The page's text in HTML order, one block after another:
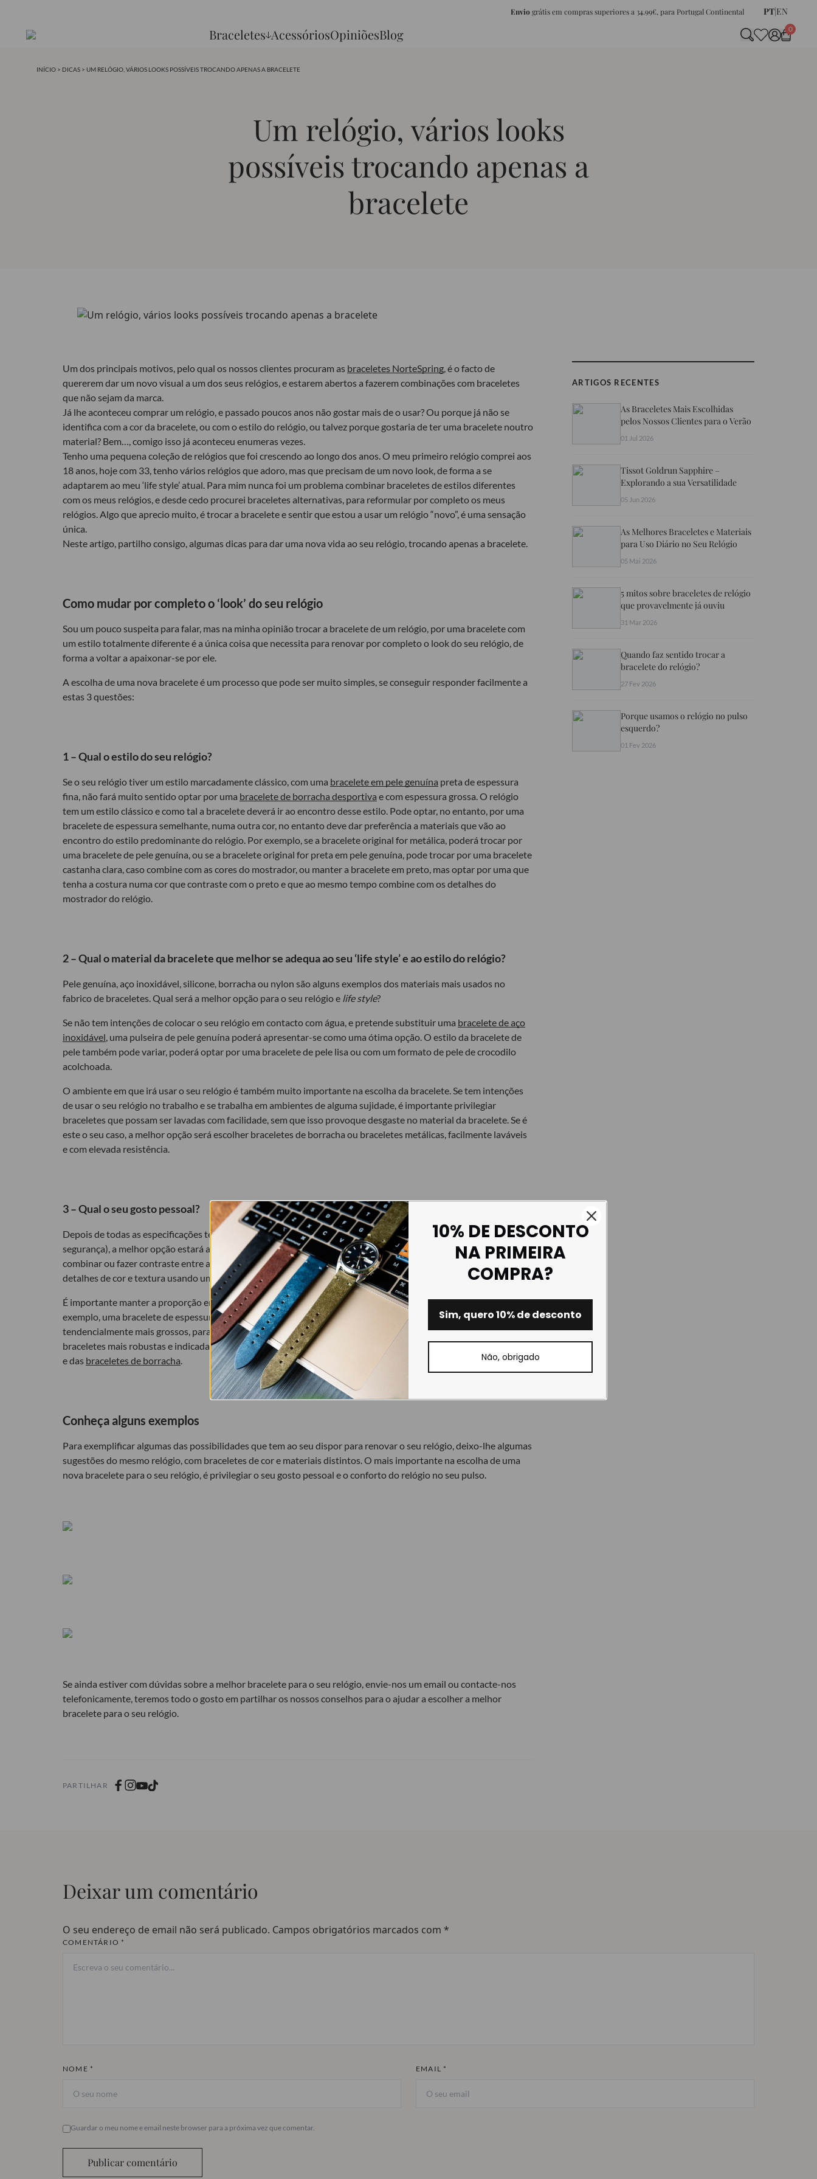
Enviográtis em compras superiores a 34.99€, para Portugal Continental PT|EN
Braceletes AcessóriosOpiniõesBlog 0
INÍCIO > DICAS > UM RELÓGIO, VÁRIOS LOOKS POSSÍVEIS TROCANDO APENAS A BRACELETE
Um relógio, vários looks
possíveis trocando apenas a
bracelete
Um dos principais motivos, pelo qual os nossos clientes procuram as braceletes NorteSpring, é o facto de
quererem dar um novo visual a um dos seus relógios, e estarem abertos a fazerem combinações com braceletes
que não sejam da marca.
Já lhe aconteceu comprar um relógio, e passado poucos anos não gostar mais de o usar? Ou porque já não se
identifica com a cor da bracelete, ou com o estilo do relógio, ou talvez porque gostaria de ter uma bracelete noutro
material? Bem…, comigo isso já aconteceu enumeras vezes.
Tenho uma pequena coleção de relógios que foi crescendo ao longo dos anos. O meu primeiro relógio comprei aos
18 anos, hoje com 33, tenho vários relógios que adoro, mas que precisam de um novo look, de forma a se
adaptarem ao meu ‘life style’ atual. Para mim nunca foi um problema combinar braceletes de estilos diferentes
com os meus relógios, e desde cedo procurei braceletes alternativas, para reformular por completo os meus
relógios. Algo que aprecio muito, é trocar a bracelete e sentir que estou a usar um relógio “novo”, é uma sensação
única.
Neste artigo, partilho consigo, algumas dicas para dar uma nova vida ao seu relógio, trocando apenas a bracelete.
Como mudar por completo o ‘look’ do seu relógio
Sou um pouco suspeita para falar, mas na minha opinião trocar a bracelete de um relógio, por uma bracelete com
um estilo totalmente diferente é a única coisa que necessita para renovar por completo o look do seu relógio, de
forma a voltar a apaixonar-se por ele.
A escolha de uma nova bracelete é um processo que pode ser muito simples, se conseguir responder facilmente a
estas 3 questões:
1 – Qual o estilo do seu relógio?
Se o seu relógio tiver um estilo marcadamente clássico, com uma bracelete em pele genuína preta de espessura
fina, não fará muito sentido optar por uma bracelete de borracha desportiva e com espessura grossa. O relógio
tem um estilo clássico e como tal a bracelete deverá ir ao encontro desse estilo. Pode optar, no entanto, por uma
bracelete de espessura semelhante, numa outra cor, no entanto deve dar preferência a materiais que vão ao
encontro do estilo predominante do relógio. Por exemplo, se a bracelete original for metálica, poderá trocar por
uma bracelete de pele genuína, ou se a bracelete original for preta em pele genuína, pode trocar por uma bracelete
castanha clara, caso combine com as cores do mostrador, ou manter a bracelete em preto, mas optar por uma que
tenha a costura numa cor que contraste com o preto e que ao mesmo tempo combine com os detalhes do
mostrador do relógio.
2 – Qual o material da bracelete que melhor se adequa ao seu ‘life style’ e ao estilo do relógio?
Pele genuína, aço inoxidável, silicone, borracha ou nylon são alguns exemplos dos materiais mais usados no
fabrico de braceletes. Qual será a melhor opção para o seu relógio e life style?
Se não tem intenções de colocar o seu relógio em contacto com água, e pretende substituir uma bracelete de aço
inoxidável, uma pulseira de pele genuína poderá apresentar-se como uma ótima opção. O estilo da bracelete de
pele também pode variar, poderá optar por uma bracelete de pele lisa ou com um formato de pele de crocodilo
acolchoada.
O ambiente em que irá usar o seu relógio é também muito importante na escolha da bracelete. Se tem intenções
de usar o seu relógio no trabalho e se trabalha em ambientes de alguma sujidade, é importante privilegiar
braceletes que possam ser lavadas com facilidade, sem que isso provoque desgaste no material da bracelete. Se é
este o seu caso, a melhor opção será escolher braceletes de borracha ou braceletes metálicas, facilmente laváveis
e com elevada resistência.
3 – Qual o seu gosto pessoal?
Depois de todas as especificações técnicas inerentes à escolha de uma bracelete nova (estilo, material e
segurança), a melhor opção estará agora nas suas preferências/gostos pessoais. Poderá decidir se prefere
combinar ou fazer contraste entre a cor da bracelete e as cores do mostrador, ou simplesmente obter outros
detalhes de cor e textura usando uma bracelete mais arrojada para o seu relógio.
É importante manter a proporção entre o tamanho do mostrador do relógio e a espessura da bracelete. Por
exemplo, uma bracelete de espessura fina, não ficará bem, num relógio Timberland em que os mostradores são
tendencialmente mais grossos, para o caso de o seu relógio ser pesado e de espessura alta, deve privilegiar
braceletes mais robustas e indicadas para suportar relógios mais pesados, como é o caso dasbraceletes metálicas
e das braceletes de borracha.
Conheça alguns exemplos
Para exemplificar algumas das possibilidades que tem ao seu dispor para renovar o seu relógio, deixo-lhe algumas
sugestões do mesmo relógio, com braceletes de cor e materiais distintos. O mais importante na escolha de uma
nova bracelete para o seu relógio, é privilegiar o seu gosto pessoal e o conforto do relógio no seu pulso.
Se ainda estiver com dúvidas sobre a melhor bracelete para o seu relógio, envie-nos um email ou contacte-nos
telefonicamente, teremos todo o gosto em partilhar os nossos conselhos para o ajudar a escolher a melhor
bracelete para o seu relógio.
PARTILHAR
ARTIGOS RECENTES
As Braceletes Mais Escolhidas
pelos Nossos Clientes para o Verão
01 Jul 2026
Tissot Goldrun Sapphire –
Explorando a sua Versatilidade
05 Jun 2026
As Melhores Braceletes e Materiais
para Uso Diário no Seu Relógio
05 Mai 2026
5 mitos sobre braceletes de relógio
que provavelmente já ouviu
31 Mar 2026
Quando faz sentido trocar a
bracelete do relógio?
27 Fev 2026
Porque usamos o relógio no pulso
esquerdo?
01 Fev 2026
Deixar um comentário
O seu endereço de email não será publicado. Campos obrigatórios marcados com *
COMENTÁRIO *
NOME * EMAIL *
Guardar o meu nome e email neste browser para a próxima vez que comentar.
Publicar comentário
10% DE DESCONTO
NA PRIMEIRA
COMPRA?
Sim, quero 10% de desconto
Não, obrigado